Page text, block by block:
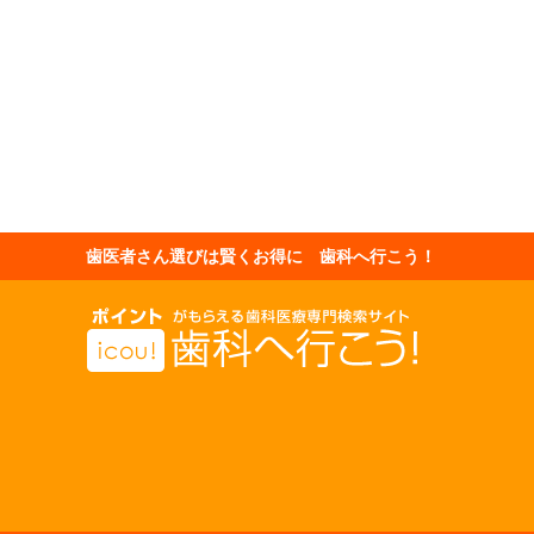
歯医者さん選びは賢くお得に 歯科へ行こう！